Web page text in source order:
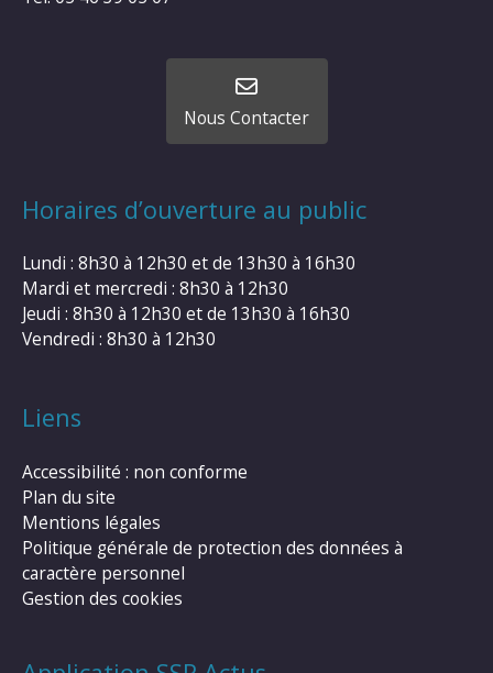
Nous Contacter
Horaires d’ouverture au public
Lundi : 8h30 à 12h30 et de 13h30 à 16h30
Mardi et mercredi : 8h30 à 12h30
Jeudi : 8h30 à 12h30 et de 13h30 à 16h30
Vendredi : 8h30 à 12h30
Liens
Accessibilité : non conforme
Plan du site
Mentions légales
Politique générale de protection des données à
caractère personnel
Gestion des cookies